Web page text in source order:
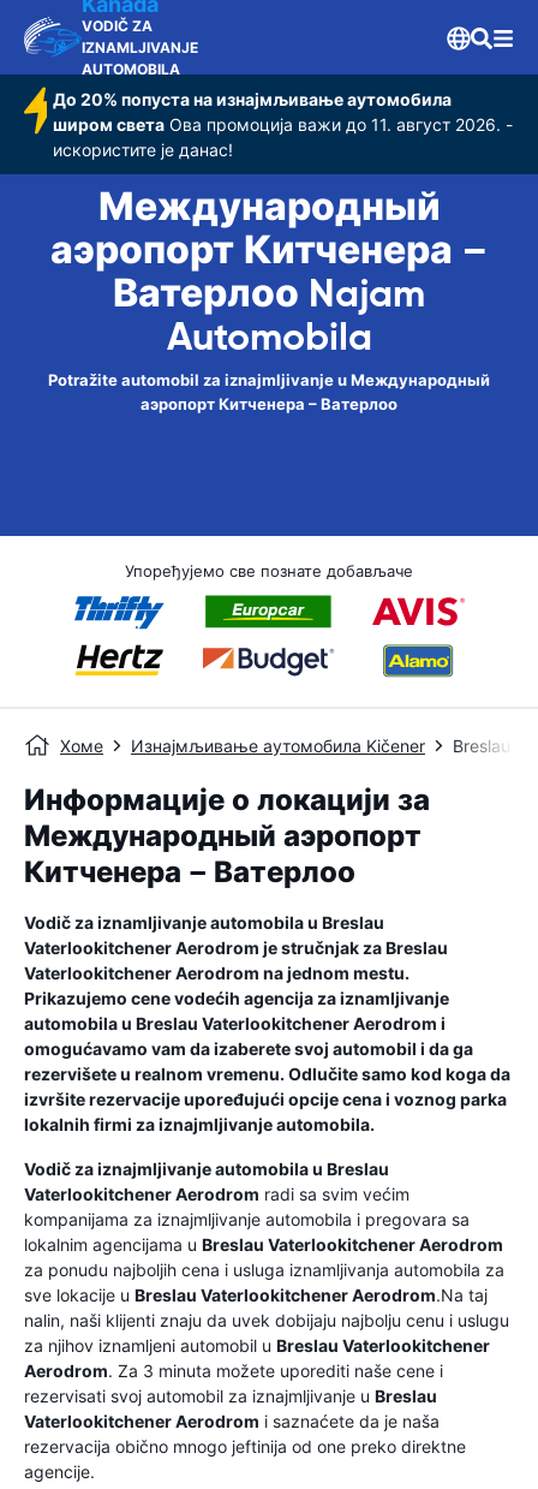
Ватерлоо
VODIČ ZA
IZNAMLJIVANJE
AUTOMOBILA
До 20% попуста на изнајмљивање аутомобила
широм света Ова промоција важи до 11. август 2026. -
искористите је данас!
Международный
аэропорт Китченера –
Ватерлоо Najam
Automobila
Potražite automobil za iznajmljivanje u Международный
аэропорт Китченера – Ватерлоо
Упоређујемо све познате добављаче
Хоме Изнајмљивање аутомобила Kičener Breslau
Информације о локацији за
Международный аэропорт
Китченера – Ватерлоо
Vodič za iznamljivanje automobila u Breslau
Vaterlookitchener Aerodrom je stručnjak zaBreslau
Vaterlookitchener Aerodrom na jednom mestu.
Prikazujemo cene vodećih agencija za iznamljivanje
automobila u Breslau Vaterlookitchener Aerodrom i
omogućavamo vam da izaberete svoj automobil i da ga
rezervišete u realnom vremenu. Odlučite samo kod koga da
izvršite rezervacije upoređujući opcije cena i voznog parka
lokalnih firmi za iznajmljivanje automobila.
Vodič za iznajmljivanje automobila u Breslau
Vaterlookitchener Aerodrom radi sa svim većim
kompanijama za iznajmljivanje automobila i pregovara sa
lokalnim agencijama u Breslau Vaterlookitchener Aerodrom
za ponudu najboljih cena i usluga iznamljivanja automobila za
sve lokacije u Breslau Vaterlookitchener Aerodrom.Na taj
nalin, naši klijenti znaju da uvek dobijaju najbolju cenu i uslugu
za njihov iznamljeni automobil u Breslau Vaterlookitchener
Aerodrom. Za 3 minuta možete uporediti naše cene i
rezervisati svoj automobil za iznajmljivanje u Breslau
Vaterlookitchener Aerodrom i saznaćete da je naša
rezervacija obično mnogo jeftinija od one preko direktne
agencije.